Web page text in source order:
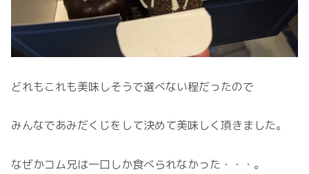
どれもこれも美味しそうで選べない程だったので
みんなであみだくじをして決めて美味しく頂きました。
なぜかコム兄は一口しか食べられなかった・・・。